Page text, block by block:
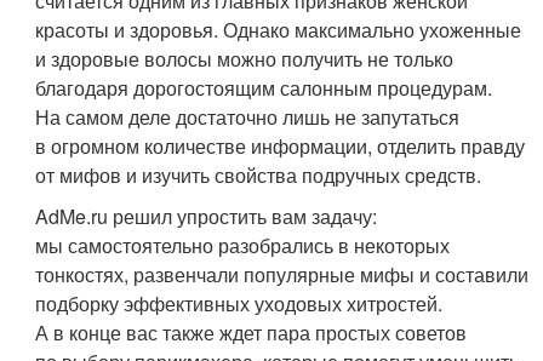
красоты и здоровья. Однако максимально ухоженные
и здоровые волосы можно получить не только
благодаря дорогостоящим салонным процедурам.
На самом деле достаточно лишь не запутаться
в огромном количестве информации, отделить правду
от мифов и изучить свойства подручных средств.
AdMe.ru решил упростить вам задачу:
мы самостоятельно разобрались в некоторых
тонкостях, развенчали популярные мифы и составили
подборку эффективных уходовых хитростей.
А в конце вас также ждет пара простых советов